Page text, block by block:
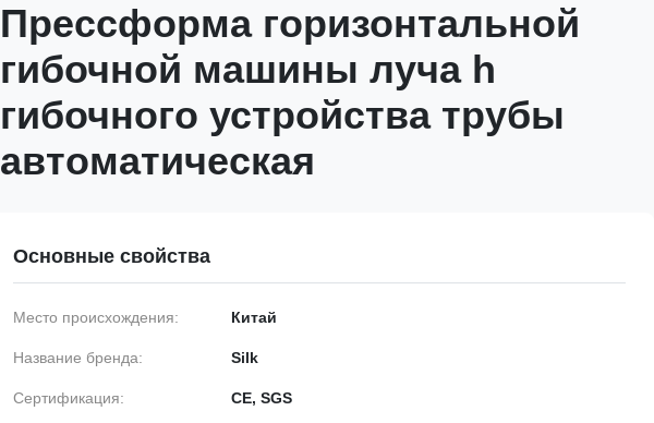
Прессформа горизонтальной
гибочной машины луча h
гибочного устройства трубы
автоматическая
Основные свойства
Место происхождения: Китай
Название бренда: Silk
Сертификация: CE, SGS